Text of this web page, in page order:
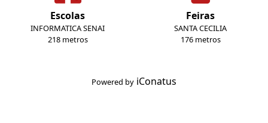
Escolas
INFORMATICA SENAI
218 metros
Feiras
SANTA CECILIA
176 metros
Powered by iConatus